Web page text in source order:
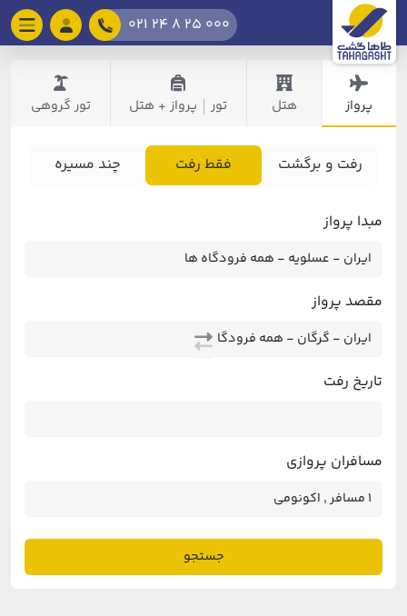
021 24 8 25 000
پرواز هتل تور پرواز + هتل تور گروهی
رفت و برگشت فقط رفت چند مسیره
مبدا پرواز
مقصد پرواز
تاریخ رفت
مسافران پروازی
جستجو